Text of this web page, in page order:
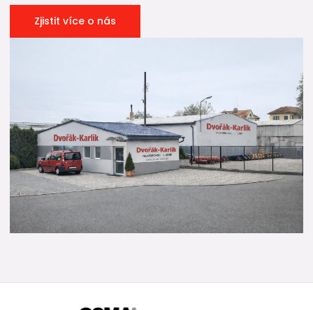
Zjistit více o nás